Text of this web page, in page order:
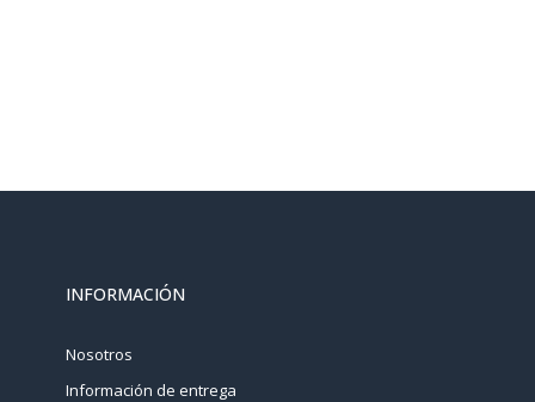
INFORMACIÓN
Nosotros
Información de entrega